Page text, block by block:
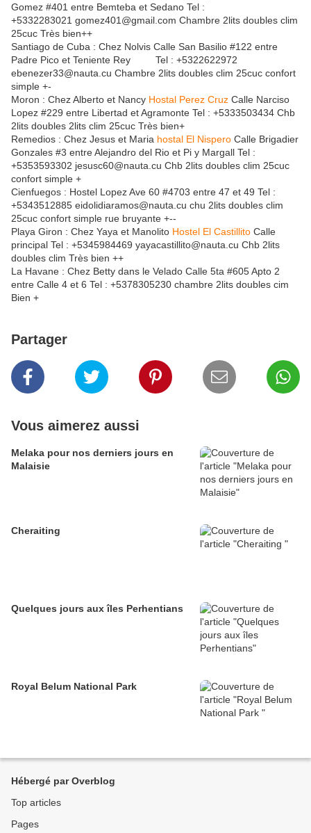
Gomez #401 entre Bemteba et Sedano Tel :
+5332283021 gomez401@gmail.com Chambre 2lits doubles clim
25cuc Très bien++
Santiago de Cuba : Chez Nolvis Calle San Basilio #122 entre
Padre Pico et Teniente Rey Tel : +5322622972
ebenezer33@nauta.cu Chambre 2lits doubles clim 25cuc confort
simple +-
Moron : Chez Alberto et Nancy Hostal Perez Cruz Calle Narciso
Lopez #229 entre Libertad et Agramonte Tel : +5333503434 Chb
2lits doubles 2lits clim 25cuc Très bien+
Remedios : Chez Jesus et Maria hostal El Nispero Calle Brigadier
Gonzales #3 entre Alejandro del Rio et Pi y Margall Tel :
+5353593302 jesusc60@nauta.cu Chb 2lits doubles clim 25cuc
confort simple +
Cienfuegos : Hostel Lopez Ave 60 #4703 entre 47 et 49 Tel :
+5343512885 eidolidiaramos@nauta.cu chu 2lits doubles clim
25cuc confort simple rue bruyante +--
Playa Giron : Chez Yaya et Manolito Hostel El Castillito Calle
principal Tel : +5345984469 yayacastillito@nauta.cu Chb 2lits
doubles clim Très bien ++
La Havane : Chez Betty dans le Velado Calle 5ta #605 Apto 2
entre Calle 4 et 6 Tel : +5378305230 chambre 2lits doubles cim
Bien +
Partager
Vous aimerez aussi
Melaka pour nos derniers jours en
Malaisie
Cheraiting
Quelques jours aux îles Perhentians
Royal Belum National Park
Hébergé par Overblog
Top articles
Pages